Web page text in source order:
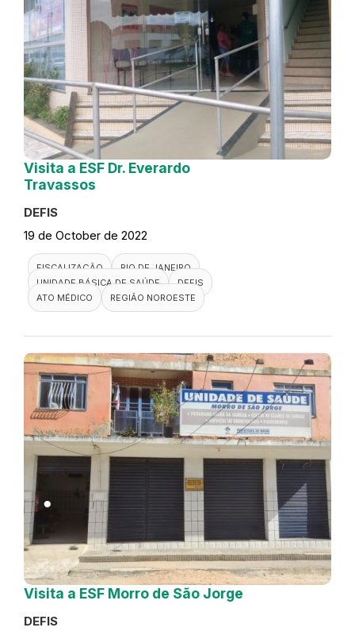
Visita a ESF Dr. Everardo
Travassos
DEFIS
19 de October de 2022
FISCALIZAÇÃO
RIO DE JANEIRO
UNIDADE BÁSICA DE SAÚDE
DEFIS
ATO MÉDICO
REGIÃO NOROESTE
Visita a ESF Morro de São Jorge
DEFIS